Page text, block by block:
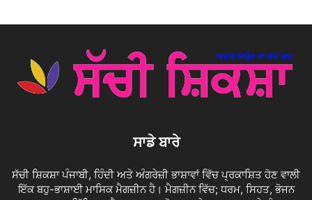
ਸਾਡੇ ਬਾਰੇ
ਸੱਚੀ ਸ਼ਿਕਸ਼ਾ ਪੰਜਾਬੀ, ਹਿੰਦੀ ਅਤੇ ਅੰਗਰੇਜ਼ੀ ਭਾਸ਼ਾਵਾਂ ਵਿੱਚ ਪ੍ਰਕਾਸ਼ਿਤ ਹੋਣ ਵਾਲੀ
ਇੱਕ ਬਹੁ-ਭਾਸ਼ਾਈ ਮਾਸਿਕ ਮੈਗਜ਼ੀਨ ਹੈ। ਮੈਗਜ਼ੀਨ ਵਿੱਚ; ਧਰਮ, ਸਿਹਤ, ਭੋਜਨ